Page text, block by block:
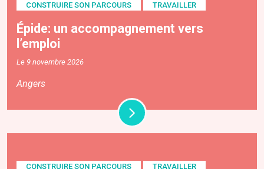
CONSTRUIRE SON PARCOURS TRAVAILLER
Épide: un accompagnement vers
l’emploi
Le 9 novembre 2026
Angers
CONSTRUIRE SON PARCOURS TRAVAILLER